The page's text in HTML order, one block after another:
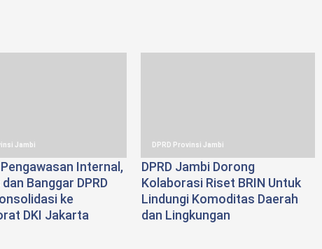
Jambi
Internal,
Banggar DPRD
ke
DKI Jakarta
DPRD Provinsi Jambi
DPRD Jambi Dorong
Kolaborasi Riset BRIN Untuk
Lindungi Komoditas Daerah
dan Lingkungan